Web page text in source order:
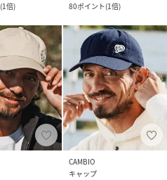
(1倍)
80ポイント(1倍)
CAMBIO
キャップ